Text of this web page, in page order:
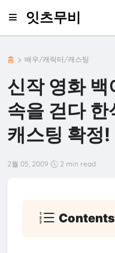
잇츠무비
홈 배우/캐릭터/캐스팅
신작 영화
속을 걷다
캐스팅 확정!
2월 05, 2009 2 min read
Contents